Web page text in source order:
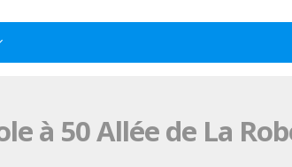
à 50 Allée de La